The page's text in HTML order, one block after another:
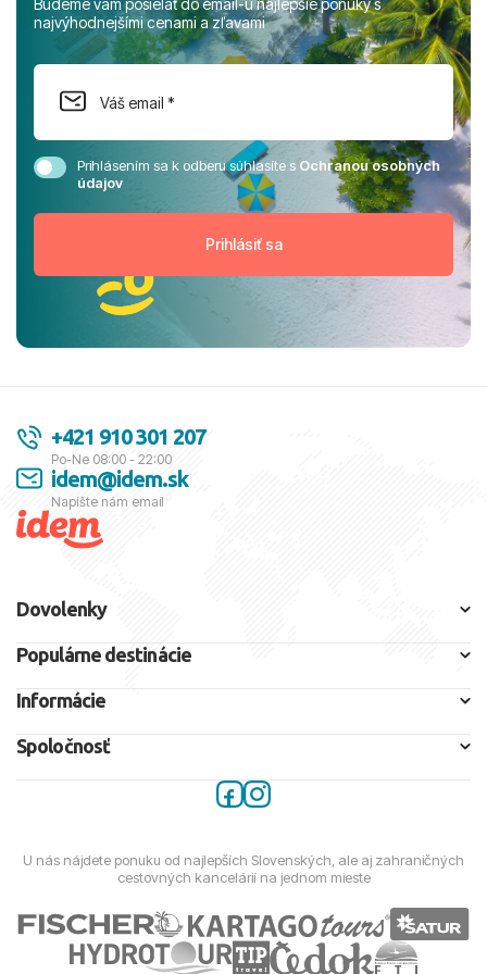
Budeme vám posielať do email-u najlepšie ponuky s
najvýhodnejšími cenami a zľavami
Prihlásením sa k odberu súhlasíte sOchranou osobných
údajov
+421 910 301 207
Po-Ne 08:00 - 22:00
idem@idem.sk
Napíšte nám email
Dovolenky
Populárne destinácie
Informácie
Spoločnosť
U nás nájdete ponuku od najlepších Slovenských, ale aj zahraničných
cestovných kancelárií na jednom mieste